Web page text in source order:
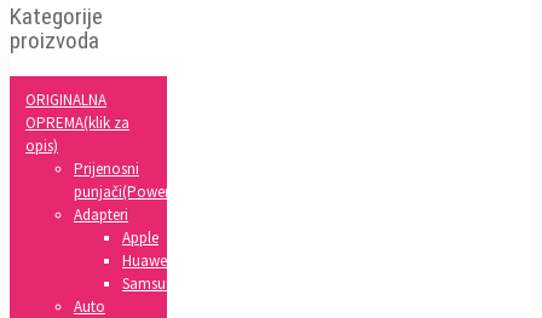
Kategorije
proizvoda
ORIGINALNA
OPREMA(klik za
opis)
Prijenosni
punjači(Powerbank)
Adapteri
Apple
Huawei
Samsung
Auto